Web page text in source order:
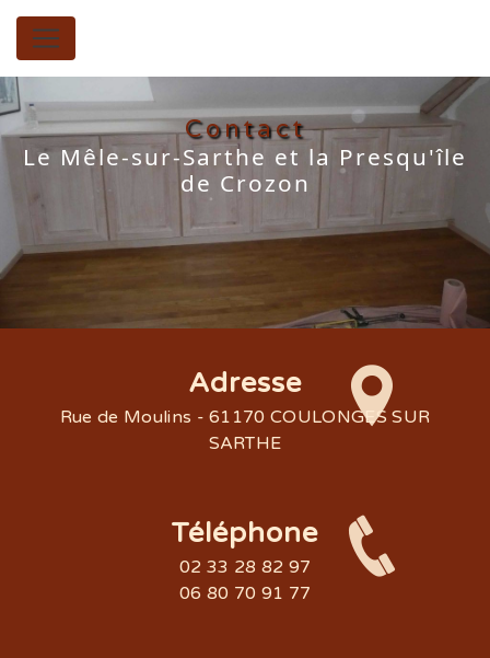
Panneau de gestion des cookies
Contact
Le Mêle-sur-Sarthe et la Presqu'île
de Crozon
Adresse
Rue de Moulins - 61170 COULONGES SUR
SARTHE
Téléphone
02 33 28 82 97
06 80 70 91 77